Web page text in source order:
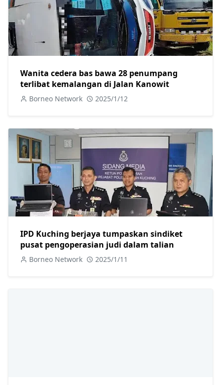
Wanita cedera bas bawa 28 penumpang
terlibat kemalangan di Jalan Kanowit
Borneo Network 2025/1/12
IPD Kuching berjaya tumpaskan sindiket
pusat pengoperasian judi dalam talian
Borneo Network 2025/1/11